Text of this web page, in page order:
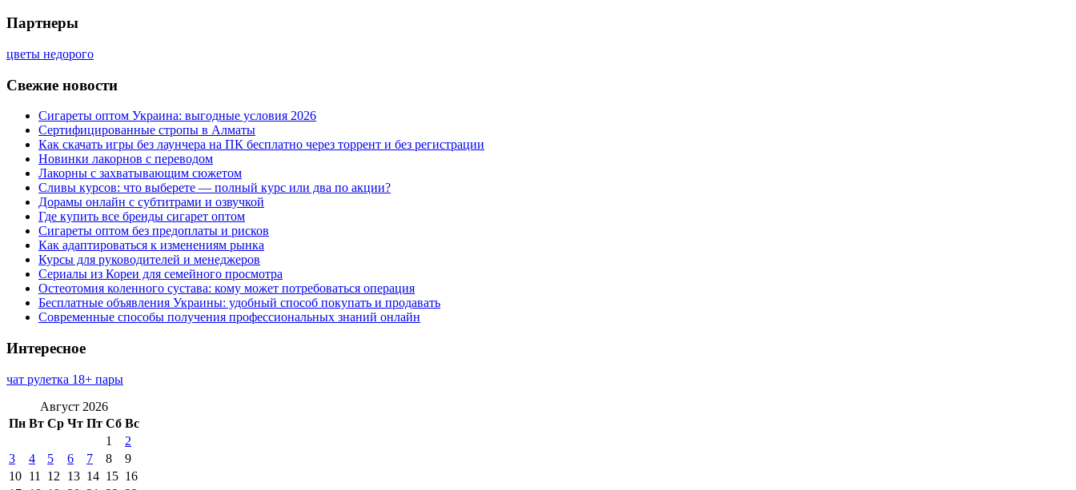
Партнеры
цветы недорого
Свежие новости
Сигареты оптом Украина: выгодные условия 2026
Сертифицированные стропы в Алматы
Как скачать игры без лаунчера на ПК бесплатно через торрент и без регистрации
Новинки лакорнов с переводом
Лакорны с захватывающим сюжетом
Сливы курсов: что выберете — полный курс или два по акции?
Дорамы онлайн с субтитрами и озвучкой
Где купить все бренды сигарет оптом
Сигареты оптом без предоплаты и рисков
Как адаптироваться к изменениям рынка
Курсы для руководителей и менеджеров
Сериалы из Кореи для семейного просмотра
Остеотомия коленного сустава: кому может потребоваться операция
Бесплатные объявления Украины: удобный способ покупать и продавать
Современные способы получения профессиональных знаний онлайн
Интересное
чат рулетка 18+ пары
Август 2026
Пн Вт Ср Чт Пт Сб Вс
1
2
3
4 5 6 7 8
9
10 11 12 13 14 15 16